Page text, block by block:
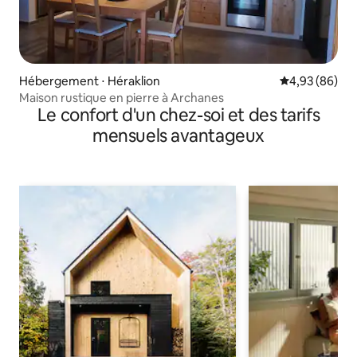
Hébergement ⋅ Héraklion Évaluation
4,93 (86)
Maison rustique en pierre à Archanes
Le confort d'un chez-soi et des tarifs
mensuels avantageux